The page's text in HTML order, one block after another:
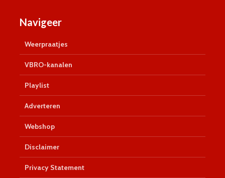
Navigeer
Weerpraatjes
VBRO-kanalen
Playlist
Adverteren
Webshop
Disclaimer
Privacy Statement